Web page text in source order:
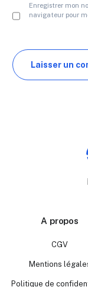
Enregistrer mon
navigateur pour
A propos
CGV
Mentions
Politique de